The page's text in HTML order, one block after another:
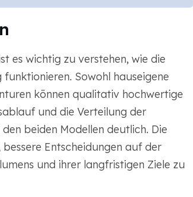
es wichtig zu verstehen, wie die
Sowohl hauseigene
können qualitativ hochwertige
und die Verteilung der
beiden Modellen deutlich. Die
Entscheidungen auf der
und ihrer langfristigen Ziele zu